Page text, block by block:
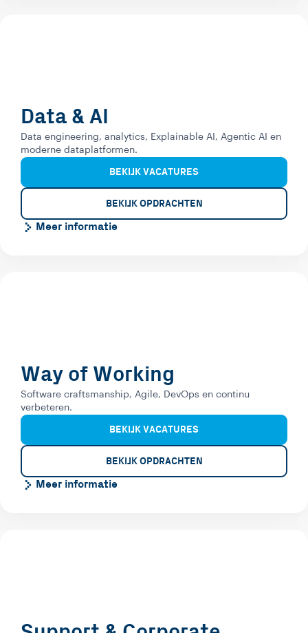
Data & AI
Data engineering, analytics, Explainable AI, Agentic AI en
moderne dataplatformen.
BEKIJK VACATURES
BEKIJK OPDRACHTEN
Meer informatie
Way of Working
Software craftsmanship, Agile, DevOps en continu
verbeteren.
BEKIJK VACATURES
BEKIJK OPDRACHTEN
Meer informatie